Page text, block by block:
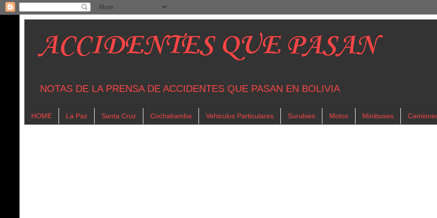
ACCIDENTES QUE PASAN
NOTAS DE LA PRENSA DE ACCIDENTES QUE PASAN EN BOLIVIA
HOME La Paz Santa Cruz Cochabamba Vehiculos Particulares Surubies Motos Minibuses